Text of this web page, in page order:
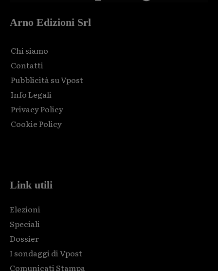
Arno Edizioni Srl
Chi siamo
Contatti
Pubblicità su Vpost
Info Legali
Privacy Policy
Cookie Policy
Link utili
Elezioni
Speciali
Dossier
I sondaggi di Vpost
Comunicati Stampa